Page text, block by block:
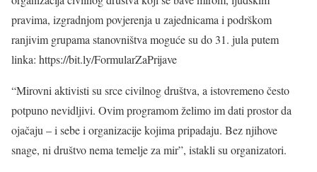
pravima, izgradnjom povjerenja u zajednicama i podrškom
ranjivim grupama stanovništva moguće su do 31. jula putem
linka: https://bit.ly/FormularZaPrijave
“Mirovni aktivisti su srce civilnog društva, a istovremeno često
potpuno nevidljivi. Ovim programom želimo im dati prostor da
ojačaju – i sebe i organizacije kojima pripadaju. Bez njihove
snage, ni društvo nema temelje za mir”, istakli su organizatori.